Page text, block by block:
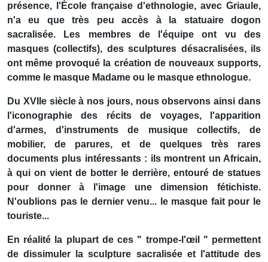
présence, l'École française d'ethnologie, avec Griaule,
n'a eu que très peu accès à la statuaire dogon
sacralisée. Les membres de l'équipe ont vu des
masques (collectifs), des sculptures désacralisées, ils
ont même provoqué la création de nouveaux supports,
comme le masque Madame ou le masque ethnologue.
Du XVIIe siècle à nos jours, nous observons ainsi dans
l'iconographie des récits de voyages, l'apparition
d'armes, d'instruments de musique collectifs, de
mobilier, de parures, et de quelques très rares
documents plus intéressants : ils montrent un Africain,
à qui on vient de botter le derrière, entouré de statues
pour donner à l'image une dimension fétichiste.
N'oublions pas le dernier venu... le masque fait pour le
touriste...
En réalité la plupart de ces " trompe-l'œil " permettent
de dissimuler la sculpture sacralisée et l'attitude des